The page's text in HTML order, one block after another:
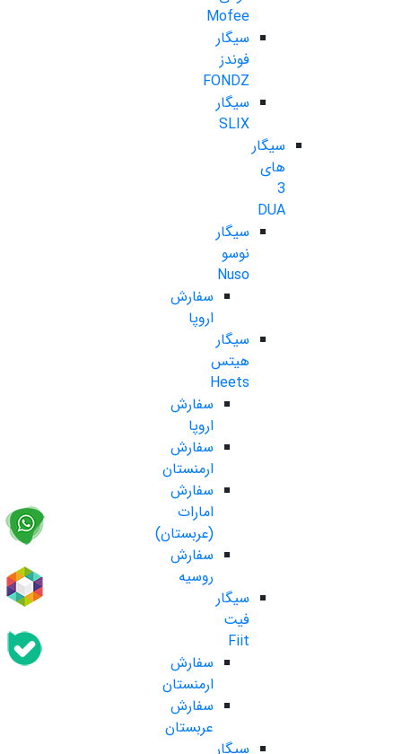
Mofee
سیگار
فوندز
FONDZ
سیگار
SLIX
سیگار
های
3
DUA
سیگار
نوسو
Nuso
سفارش
اروپا
سیگار
هیتس
Heets
سفارش
اروپا
سفارش
ارمنستان
سفارش
امارات
(عربستان)
سفارش
روسیه
سیگار
فیت
Fiit
سفارش
ارمنستان
سفارش
عربستان
سیگار